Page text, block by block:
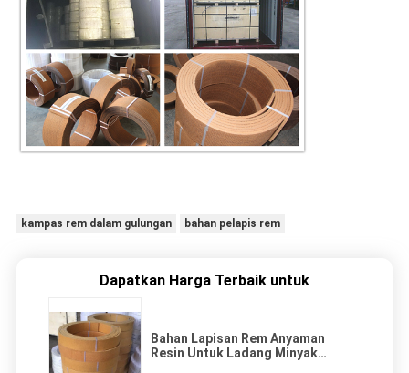
kampas rem dalam gulungan bahan pelapis rem
Dapatkan Harga Terbaik untuk
Bahan Lapisan Rem Anyaman
Resin Untuk Ladang Minyak